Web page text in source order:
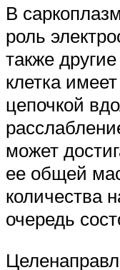
В
роль
также
клетка
цепочкой
может
ее общей
количества
очередь